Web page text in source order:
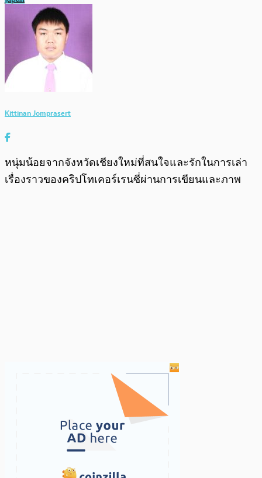
Kittinan Jomprasert
หนุ่มน้อยจากจังหวัดเชียงใหม่ที่สนใจและรักในการเล่า
เรื่องราวของคริปโทเคอร์เรนซี่ผ่านการเขียนและภาพ